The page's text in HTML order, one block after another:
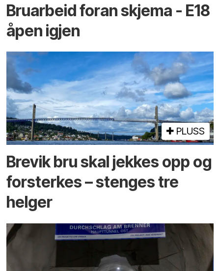
Bruarbeid foran skjema - E18
åpen igjen
PLUSS
Brevik bru skal jekkes opp og
forsterkes – stenges tre
helger